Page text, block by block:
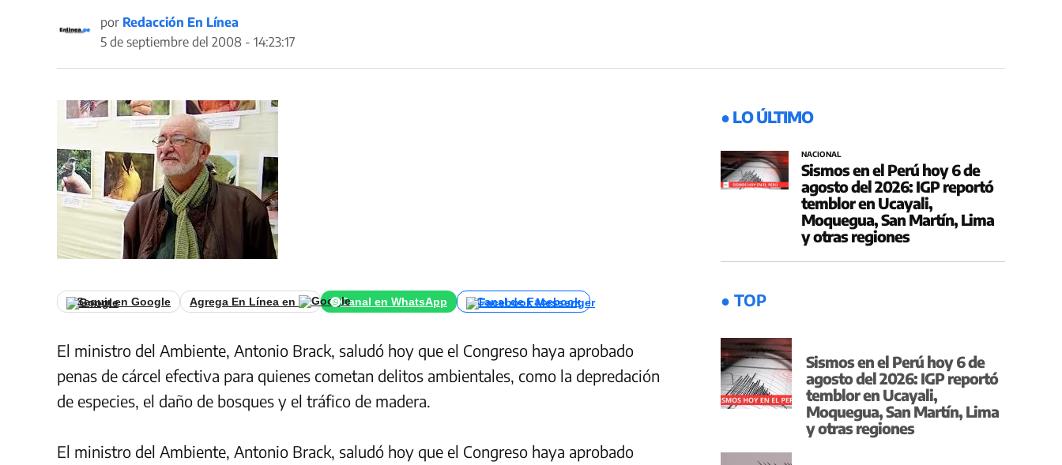
por Redacción En Línea
5 de septiembre del 2008 - 14:23:17
Seguir en Google Agrega En Línea en Canal en WhatsApp Canal de Facebook
El ministro del Ambiente, Antonio Brack, saludó hoy que el Congreso haya aprobado
penas de cárcel efectiva para quienes cometan delitos ambientales, como la depredación
de especies, el daño de bosques y el tráfico de madera.
El ministro del Ambiente, Antonio Brack, saludó hoy que el Congreso haya aprobado
● LO ÚLTIMO
NACIONAL
Sismos en el Perú hoy 6 de
agosto del 2026: IGP reportó
temblor en Ucayali,
Moquegua, San Martín, Lima
y otras regiones
● TOP
Sismos en el Perú hoy 6 de
agosto del 2026: IGP reportó
temblor en Ucayali,
Moquegua, San Martín, Lima
y otras regiones